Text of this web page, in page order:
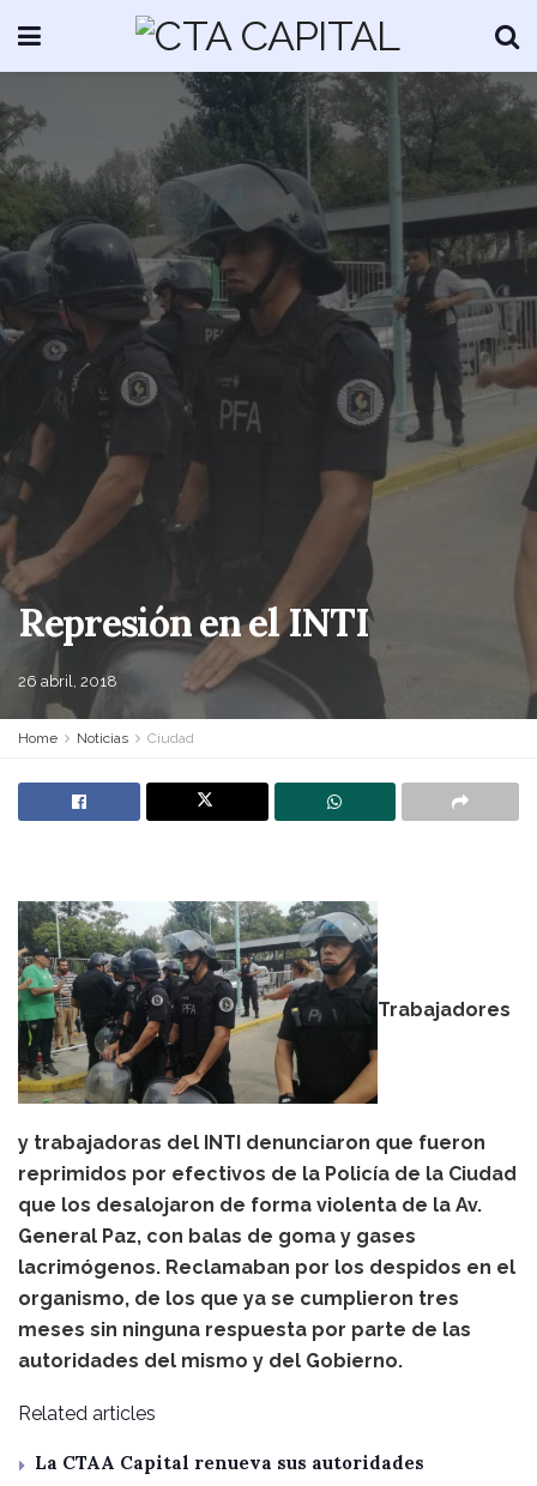
Represión en el INTI
26 abril, 2018
Home Noticias Ciudad
Trabajadores
y trabajadoras del INTI denunciaron que fueron
reprimidos por efectivos de la Policía de la Ciudad
que los desalojaron de forma violenta de la Av.
General Paz, con balas de goma y gases
lacrimógenos. Reclamaban por los despidos en el
organismo, de los que ya se cumplieron tres
meses sin ninguna respuesta por parte de las
autoridades del mismo y del Gobierno.
Related articles
La CTAA Capital renueva sus autoridades